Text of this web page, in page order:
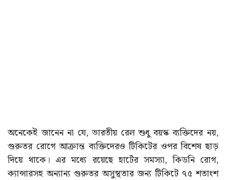
অনেকেই জানেন না যে, ভারতীয় রেল শুধু বয়স্ক ব্যক্তিদের নয়,
গুরুতর রোগে আক্রান্ত ব্যক্তিদেরও টিকিটের ওপর বিশেষ ছাড়
দিয়ে থাকে। এর মধ্যে রয়েছে হার্টের সমস্যা, কিডনি রোগ,
ক্যান্সারসহ অন্যান্য গুরুতর অসুস্থতার জন্য টিকিটে ৭৫ শতাংশ